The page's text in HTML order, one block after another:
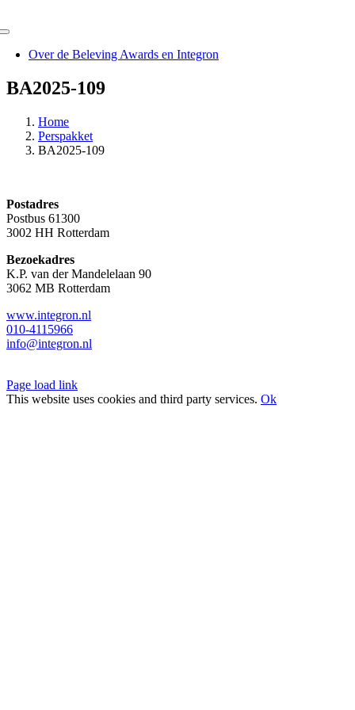
naar
Toggle
NavigationOver de Beleving Awards en Integron
BA2025-109
Home
Perspakket
BA2025-109
Postadres
Postbus 61300
3002 HH Rotterdam
Bezoekadres
K.P. van der Mandelelaan 90
3062 MB Rotterdam
www.integron.nl
010-4115966
info@integron.nl
Page load link
This website uses cookies and third party services. Ok